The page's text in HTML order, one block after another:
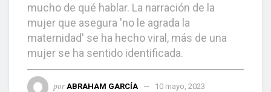
mucho de qué hablar. La narración de la
mujer que asegura 'no le agrada la
maternidad' se ha hecho viral, más de una
mujer se ha sentido identificada.
por ABRAHAM GARCÍA 10 mayo, 2023